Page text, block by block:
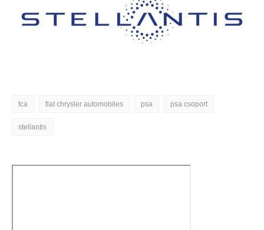
fca fiat chrysler automobiles psa psa csoport
stellantis